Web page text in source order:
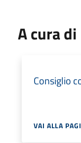
A cura di
Consiglio
VAI ALLA